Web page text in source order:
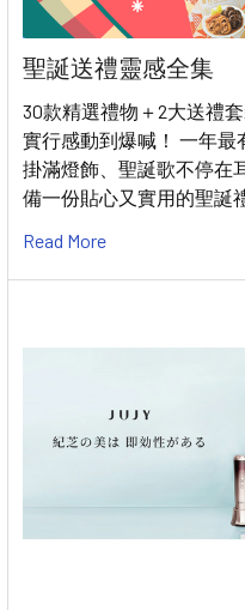
聖誕送禮靈感全集
30款精選禮物＋2大送禮套
實行感動到爆喊！ 一年
掛滿燈飾、聖誕歌不停在
備一份貼心又實用的聖誕
Read More